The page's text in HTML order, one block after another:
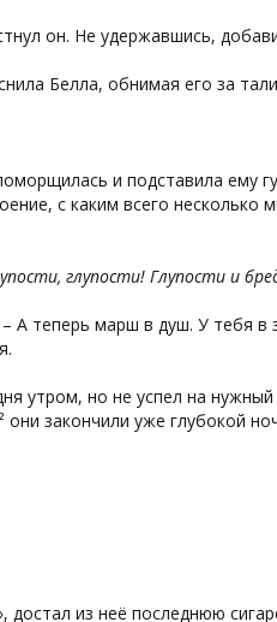
он. Не удержавшись,
Белла, обнимая его за
и подставила ему
с каким всего несколько
глупости! Глупости и
А теперь марш в душ. У тебя
утром, но не успел на
они закончили уже глубокой
из неё последнюю